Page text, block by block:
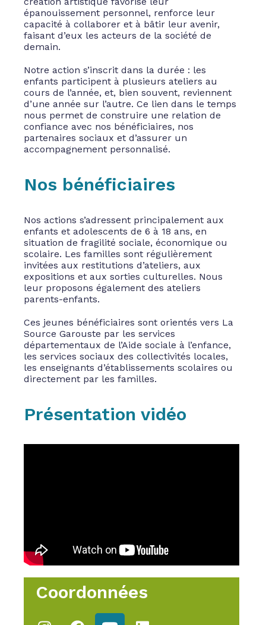
épanouissement personnel, renforce leur
capacité à collaborer et à bâtir leur avenir,
faisant d’eux les acteurs de la société de
demain.
Notre action s’inscrit dans la durée : les
enfants participent à plusieurs ateliers au
cours de l’année, et, bien souvent, reviennent
d’une année sur l’autre. Ce lien dans le temps
nous permet de construire une relation de
confiance avec nos bénéficiaires, nos
partenaires sociaux et d’assurer un
accompagnement personnalisé.
Nos bénéficiaires
Nos actions s’adressent principalement aux
enfants et adolescents de 6 à 18 ans, en
situation de fragilité sociale, économique ou
scolaire. Les familles sont régulièrement
invitées aux restitutions d’ateliers, aux
expositions et aux sorties culturelles. Nous
leur proposons également des ateliers
parents-enfants.
Ces jeunes bénéficiaires sont orientés vers La
Source Garouste par les services
départementaux de l’Aide sociale à l’enfance,
les services sociaux des collectivités locales,
les enseignants d’établissements scolaires ou
directement par les familles.
Présentation vidéo
Coordonnées